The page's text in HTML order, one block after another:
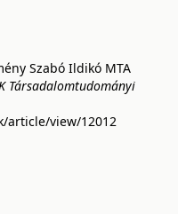
Szabó Ildikó MTA
Társadalomtudományi
article/view/12012